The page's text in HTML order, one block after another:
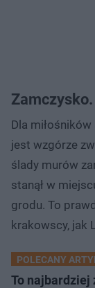
Dla
jest wzgórze
ślady murów
stanął w
grodu. To
krakowscy, jak
POLECANY
To najbardziej